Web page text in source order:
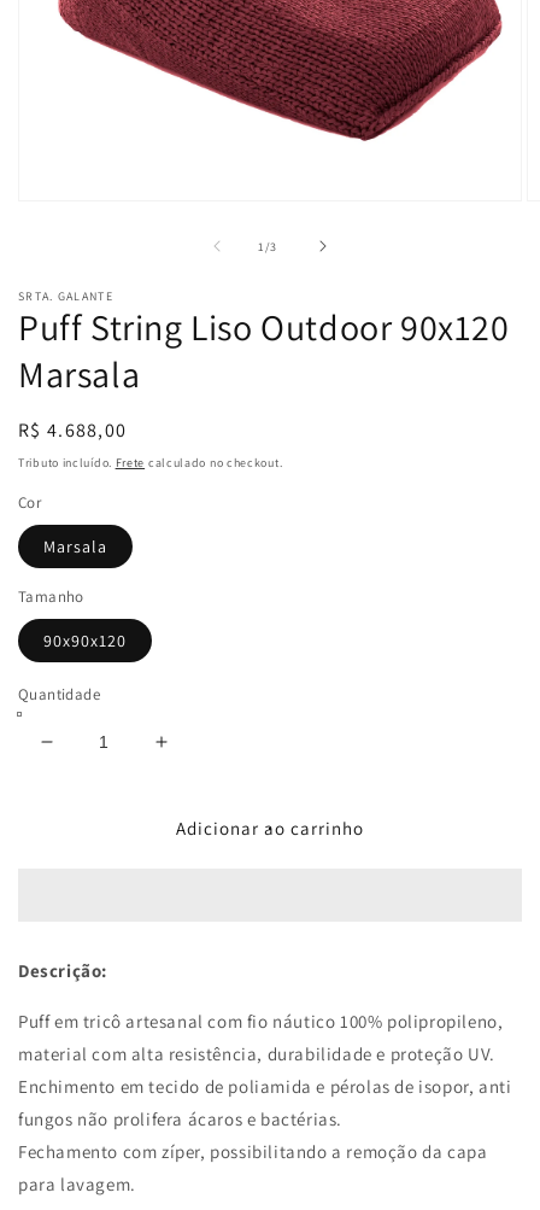
modal
1 /
de3
SRTA. GALANTE
Puff String Liso Outdoor 90x120
Marsala
Preço
normal
R$ 4.688,00
Tributo incluído. Frete calculado no checkout.
Cor
Marsala
Tamanho
90x90x120
Quantidade
Diminuir
Marsala
Aumentar
deAdicionar ao carrinho
Descrição:
Puff em tricô artesanal com fio náutico 100% polipropileno,
material com alta resistência, durabilidade e proteção UV.
Enchimento em tecido de poliamida e pérolas de isopor, anti
fungos não prolifera ácaros e bactérias.
Fechamento com zíper, possibilitando a remoção da capa
para lavagem.